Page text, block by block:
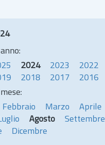
2024 2023 2022
2018 2017
2016
Febbraio Marzo Aprile
Agosto Settembre
Dicembre